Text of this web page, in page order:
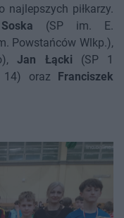
najlepszych piłkarzy.
(SP im. E.
Powstańców Wlkp.),
Jan Łącki (SP 1
14) oraz
Franciszek